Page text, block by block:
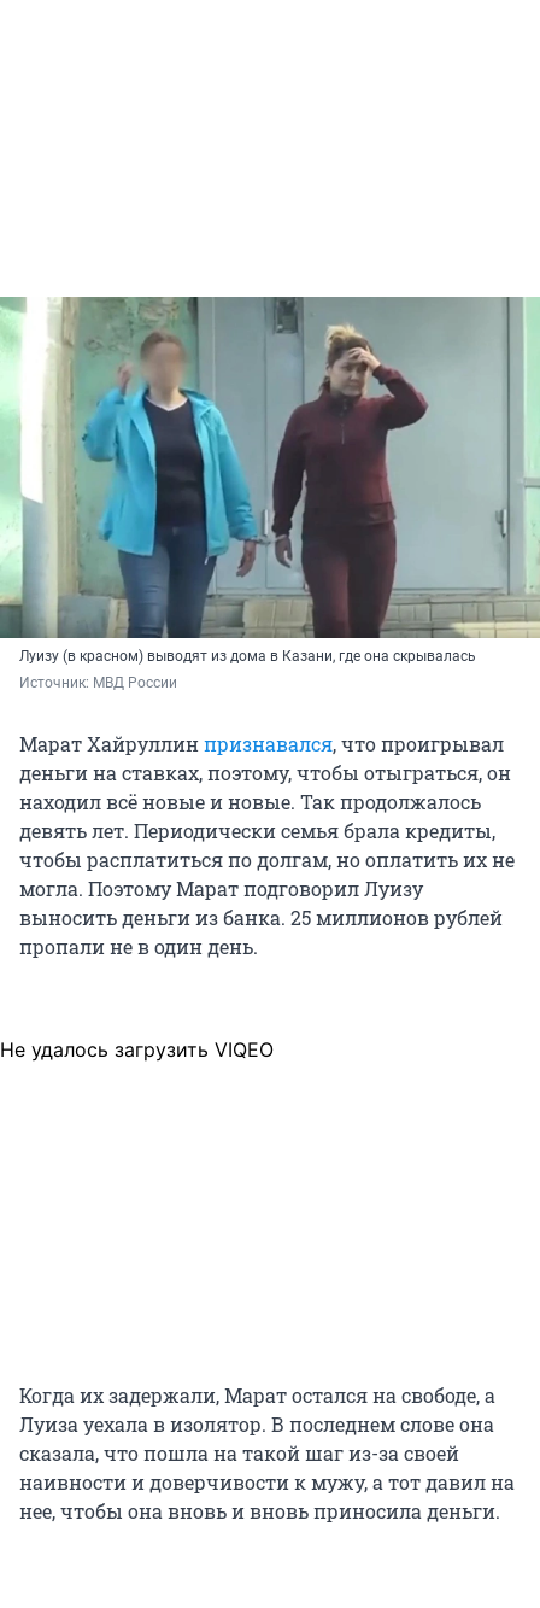
Луизу (в красном) выводят из дома в Казани, где она скрывалась
Источник: МВД России
Марат Хайруллинпризнавался, что проигрывал
деньги на ставках, поэтому, чтобы отыграться, он
находил всё новые и новые. Так продолжалось
девять лет. Периодически семья брала кредиты,
чтобы расплатиться по долгам, но оплатить их не
могла. Поэтому Марат подговорил Луизу
выносить деньги из банка. 25 миллионов рублей
пропали не в один день.
Не удалось загрузить VIQEO
Когда их задержали, Марат остался на свободе, а
Луиза уехала в изолятор. В последнем слове она
сказала, что пошла на такой шаг из-за своей
наивности и доверчивости к мужу, а тот давил на
нее, чтобы она вновь и вновь приносила деньги.